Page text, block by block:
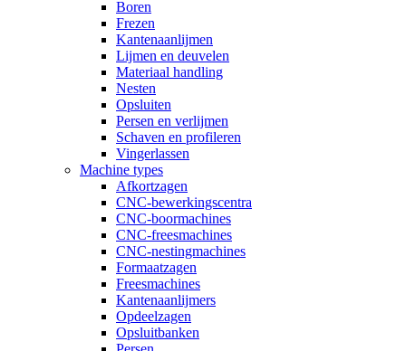
Boren
Frezen
Kantenaanlijmen
Lijmen en deuvelen
Materiaal handling
Nesten
Opsluiten
Persen en verlijmen
Schaven en profileren
Vingerlassen
Machine types
Afkortzagen
CNC-bewerkingscentra
CNC-boormachines
CNC-freesmachines
CNC-nestingmachines
Formaatzagen
Freesmachines
Kantenaanlijmers
Opdeelzagen
Opsluitbanken